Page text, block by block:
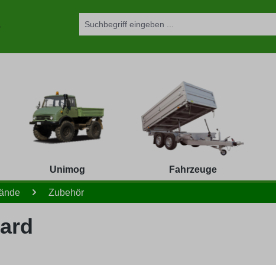
Unimog Fahrzeuge
Zubehör